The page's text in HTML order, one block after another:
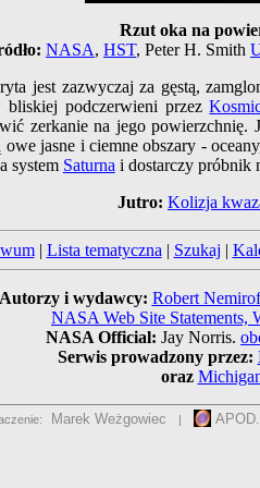
Rzut oka na
NASA, HST, Peter H. Smith
jest zazwyczaj za gęstą,
podczerwieni przez
zerkanie na jego
jasne i ciemne obszary -
system Saturna i dostarczy próbnik
Jutro: Kolizja
| Lista tematyczna | Szukaj |
i wydawcy: Robert
NASA Web Site Statements,
NASA Official: Jay Norris.
Serwis prowadzony przez:
oraz
Marek Weżgowiec